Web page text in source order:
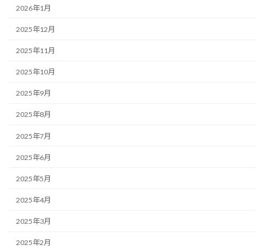
2026年1月
2025年12月
2025年11月
2025年10月
2025年9月
2025年8月
2025年7月
2025年6月
2025年5月
2025年4月
2025年3月
2025年2月